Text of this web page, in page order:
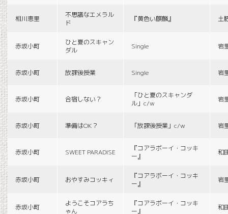
相川恵里
不思議なエメラル
ド
『黄色い麒麟』 土
赤坂小町
ひと夏のスキャン
ダル
Single 岩
赤坂小町 放課後授業 Single 岩
赤坂小町 合宿しない？
「ひと夏のスキャンダ
ル」c/w
岩
赤坂小町 準備はOK？ 「放課後授業」c/w 岩
赤坂小町 SWEET PARADISE
『コアラボーイ・コッキ
ー』
和
赤坂小町 おやすみコッキィ
『コアラボーイ・コッキ
ー』
岩
赤坂小町
ようこそコアラち
ゃん
『コアラボーイ・コッキ
ー』
和